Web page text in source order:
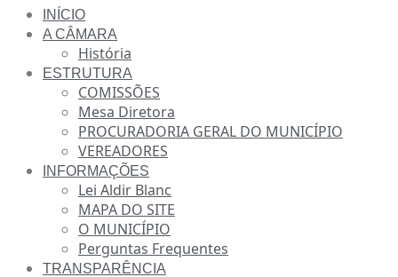
INÍCIO
A CÂMARA
História
ESTRUTURA
COMISSÕES
Mesa Diretora
PROCURADORIA GERAL DO MUNICÍPIO
VEREADORES
INFORMAÇÕES
Lei Aldir Blanc
MAPA DO SITE
O MUNICÍPIO
Perguntas Frequentes
TRANSPARÊNCIA